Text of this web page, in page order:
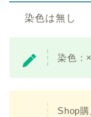
染色は無し
染色： ×
Shop